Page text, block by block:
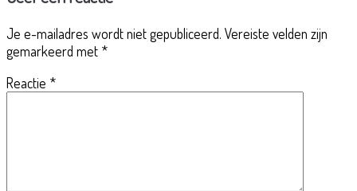
Je e-mailadres wordt niet gepubliceerd. Vereiste velden zijn
gemarkeerd met *
Reactie *